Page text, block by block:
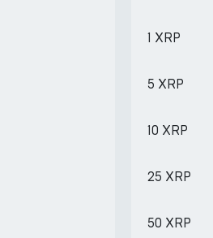
1 XRP
5 XRP
10 XRP
25 XRP
50 XRP